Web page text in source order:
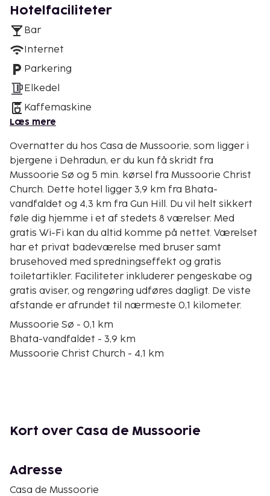
Hotelfaciliteter
Bar
Internet
Parkering
Elkedel
Kaffemaskine
Læs mere
Overnatter du hos Casa de Mussoorie, som ligger i
bjergene i Dehradun, er du kun få skridt fra
Mussoorie Sø og 5 min. kørsel fra Mussoorie Christ
Church. Dette hotel ligger 3,9 km fra Bhata-
vandfaldet og 4,3 km fra Gun Hill. Du vil helt sikkert
føle dig hjemme i et af stedets 8 værelser. Med
gratis Wi-Fi kan du altid komme på nettet. Værelset
har et privat badeværelse med bruser samt
brusehoved med spredningseffekt og gratis
toiletartikler. Faciliteter inkluderer pengeskabe og
gratis aviser, og rengøring udføres dagligt. De viste
afstande er afrundet til nærmeste 0,1 kilometer.
Mussoorie Sø - 0,1 km
Bhata-vandfaldet - 3,9 km
Mussoorie Christ Church - 4,1 km
Kommunal Park - 6,7 km
George Everest's House - 10,9 km
Udsigtspunktet ved Skyernes Ende - 11,4 km
Kort over Casa de Mussoorie
Adresse
Casa de Mussoorie